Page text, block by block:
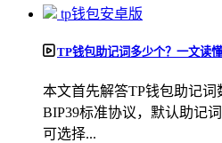
tp钱包安卓版
TP钱包助记词多少个？一文读
本文首先解答TP钱包助记词
BIP39标准协议，默认助记
可选择...